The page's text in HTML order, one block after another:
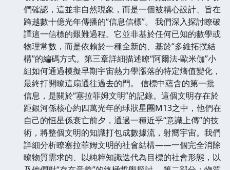
們確認，這並非自然現象，而是一個被精心設計、旨在
跨越數十億光年傳播的“信息信標”。 我們深入探討瞭破
譯這一信標的艱難過程。它並非基於任何已知的數學或
物理常數，而是依賴於一種全新的、基於“多維拓撲結
構”的編碼方式。第三章詳細描述瞭“阿爾法-歐米伽”小
組如何通過模擬早期宇宙熱力學漲落的特定熵值變化，
最終打開瞭這扇通往過去的門。 信標中蘊含的第一批
信息，是關於“塞拉菲姆文明”的記錄。這個文明存在於
距銀河係核心約四萬光年的球狀星團M13之中，他們在
自己的恒星係衰亡前夕，通過一種近乎“意識上傳”的技
術，將整個文明的知識打包成數據流，射嚮宇宙。我們
詳細分析瞭塞拉菲姆文明的社會結構——一個完全消除
瞭物質需求的、以純粹知識迭代為目標的社會形態，以